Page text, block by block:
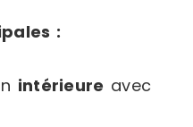
:
intérieure avec